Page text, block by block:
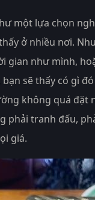
một lựa chọn
ở nhiều nơi.
gian như mình,
sẽ thấy có gì
không quá đặt
phải tranh đấu,
giá.